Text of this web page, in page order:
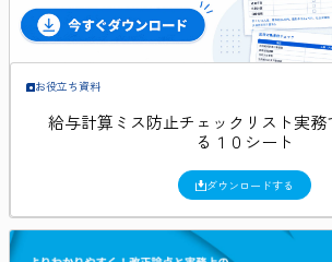
お役立ち資料
給与計算ミス防止チェックリスト実務
る１０シート
ダウンロードする